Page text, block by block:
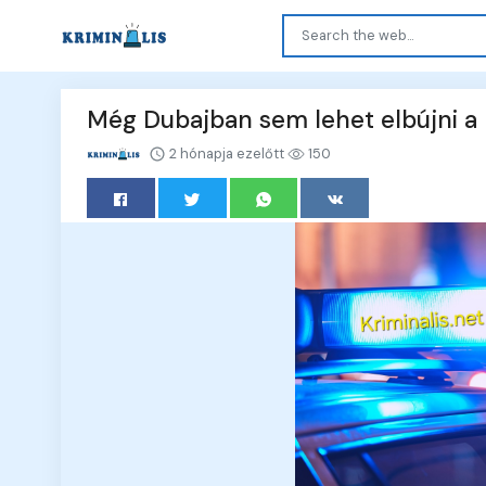
Még Dubajban sem lehet elbújni
2 hónapja ezelőtt 150